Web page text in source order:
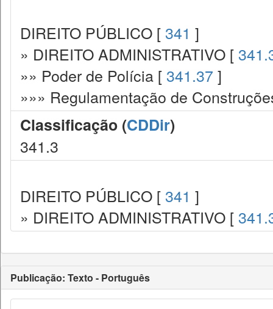
DIREITO PÚBLICO [ 341 ]
» DIREITO ADMINISTRATIVO [
»» Poder de Polícia [ 341.37 ]
»»» Regulamentação de
Classificação (CDDir)
341.3
DIREITO PÚBLICO [ 341 ]
» DIREITO ADMINISTRATIVO [
Publicação: Texto - Português